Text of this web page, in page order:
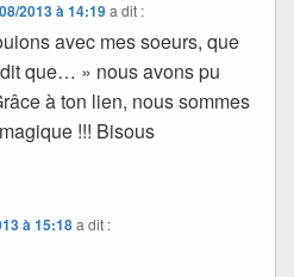
2013 à 14:19 a dit :
avec mes soeurs, que
que… » nous avons pu
à ton lien, nous sommes
!!! Bisous
à 15:18a dit :